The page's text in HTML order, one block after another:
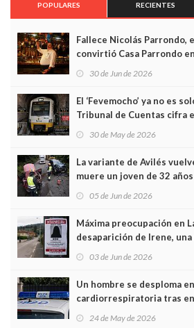
POPULARES RECIENTES
Fallece Nicolás Parrondo,
convirtió Casa Parrondo
Asturias en Madrid
30 de Jun de 2026
El ‘Fevemocho’ ya no es
Tribunal de Cuentas cifra
sobrecoste de los trenes
30 de May de 2026
La variante de Avilés
muere un joven de 32
frontal
05 de Jun de 2026
Máxima preocupación en
desaparición de Irene,
03 de Jun de 2026
Un hombre se desploma
cardiorrespiratoria tras
Local en Luanco
24 de May de 2026